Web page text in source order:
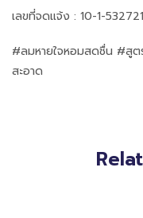
เลขที่จดแจ้ง : 10-1-
#ลมหายใจหอมสดชื่น #สู
สะอาด